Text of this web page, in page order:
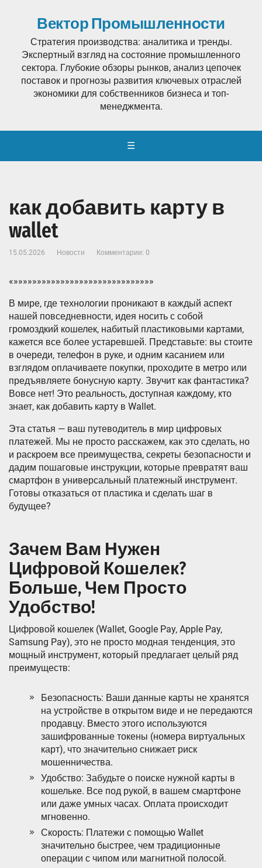
Вектор Промышленности
Стратегия производства: аналитика и тренды.
Экспертный взгляд на состояние промышленного
сектора. Глубокие обзоры рынков, анализ цепочек
поставок и прогнозы развития ключевых отраслей
экономики для собственников бизнеса и топ-
менеджмента.
☰
как добавить карту в
wallet
15.05.2026 Новости Комментарии: 0
«»»»»»»»»»»»»»»»»»»»»»»»»»»»»»»
В мире‚ где технологии проникают в каждый аспект
нашей повседневности‚ идея носить с собой
громоздкий кошелек‚ набитый пластиковыми картами‚
кажется все более устаревшей. Представьте: вы стоите
в очереди‚ телефон в руке‚ и одним касанием или
взглядом оплачиваете покупки‚ проходите в метро или
предъявляете бонусную карту. Звучит как фантастика?
Вовсе нет! Это реальность‚ доступная каждому‚ кто
знает‚ как добавить карту в Wallet.
Эта статья — ваш путеводитель в мир цифровых
платежей. Мы не просто расскажем‚ как это сделать‚ но
и раскроем все преимущества‚ секреты безопасности и
дадим пошаговые инструкции‚ которые превратят ваш
смартфон в универсальный платежный инструмент.
Готовы отказаться от пластика и сделать шаг в
будущее?
Зачем Вам Нужен
Цифровой Кошелек?
Больше‚ Чем Просто
Удобство!
Цифровой кошелек (Wallet‚ Google Pay‚ Apple Pay‚
Samsung Pay), это не просто модная тенденция‚ это
мощный инструмент‚ который предлагает целый ряд
преимуществ:
Безопасность: Ваши данные карты не хранятся
на устройстве в открытом виде и не передаются
продавцу. Вместо этого используются
зашифрованные токены (номера виртуальных
карт)‚ что значительно снижает риск
мошенничества.
Удобство: Забудьте о поиске нужной карты в
кошельке. Все под рукой‚ в вашем смартфоне
или даже умных часах. Оплата происходит
мгновенно.
Скорость: Платежи с помощью Wallet
значительно быстрее‚ чем традиционные
операции с чипом или магнитной полосой.